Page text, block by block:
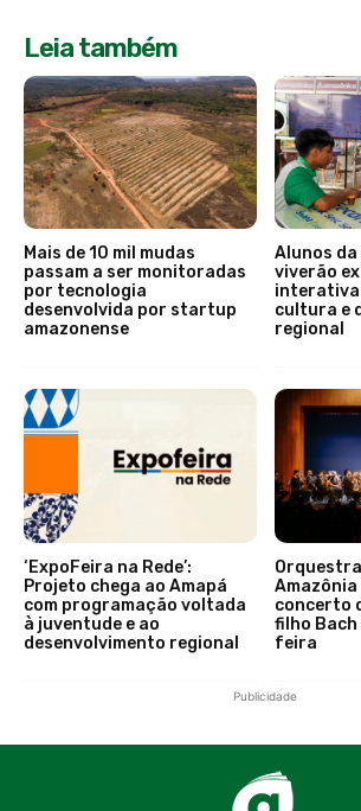
Leia também
Mais de 10 mil mudas
passam a ser monitoradas
por tecnologia
desenvolvida por startup
amazonense
Alunos
viverão
interativa
cultura e
regional
‘ExpoFeira na Rede’:
Projeto chega ao Amapá
com programação voltada
à juventude e ao
desenvolvimento regional
concerto
filho
feira
Publicidade